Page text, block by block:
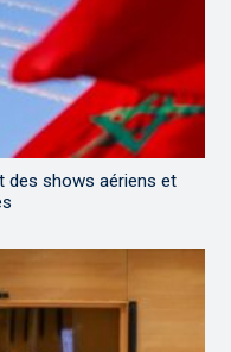
des shows aériens et